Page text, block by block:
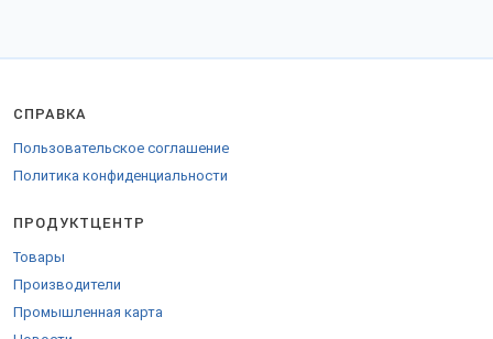
СПРАВКА
Пользовательское соглашение
Политика конфиденциальности
ПРОДУКТЦЕНТР
Товары
Производители
Промышленная карта